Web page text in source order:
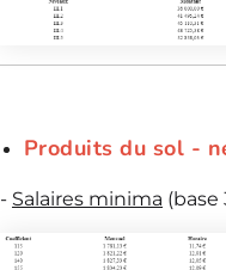
Produits du sol -
- Salaires minima (base